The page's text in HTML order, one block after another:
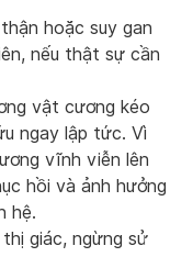
hoặc suy gan
nếu thật sự cần
vật cương kéo
ngay lập tức. Vì
vĩnh viễn lên
hồi và ảnh hưởng
hệ.
giác, ngừng sử